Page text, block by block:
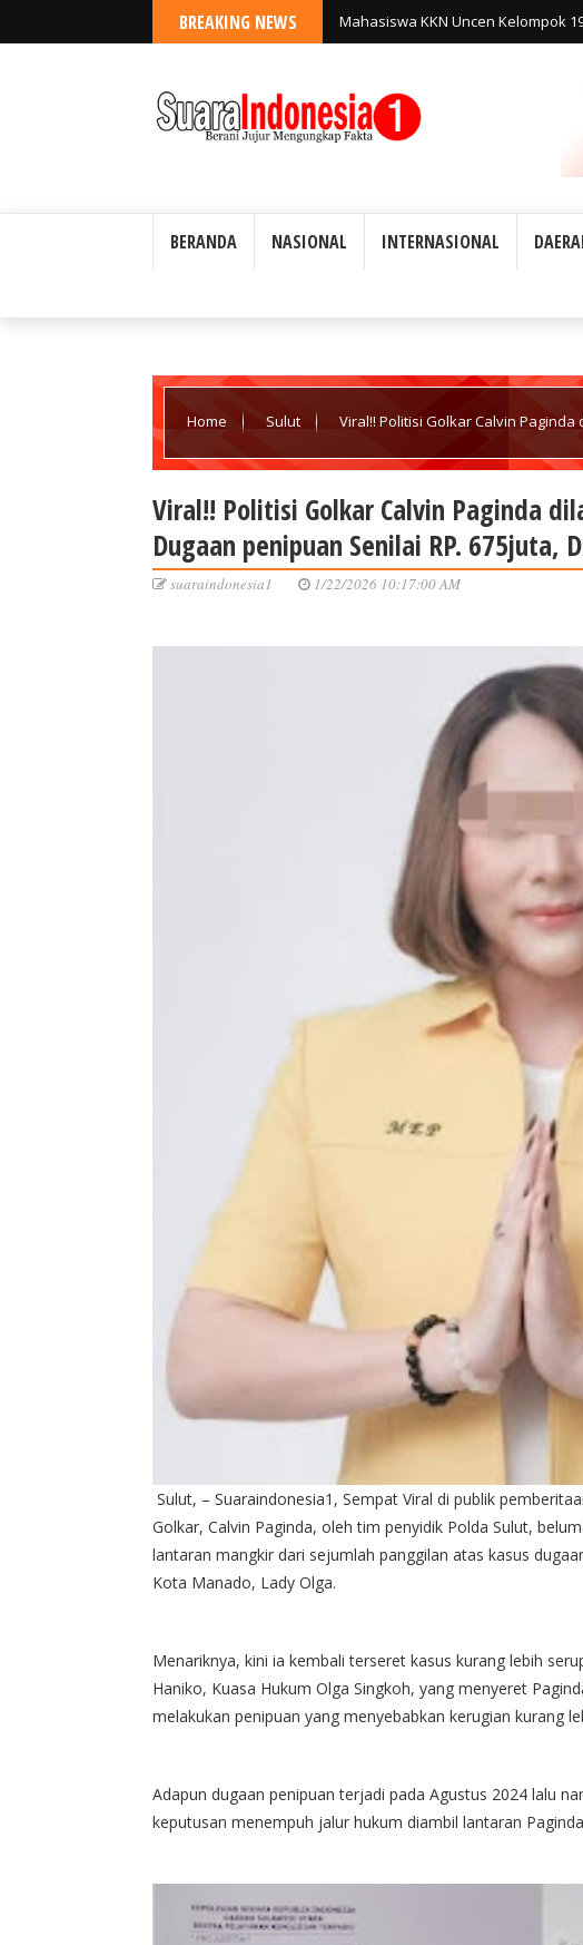
BREAKING NEWS Mahasiswa KKN Uncen Kelompok
BERANDA NASIONAL INTERNASIONAL
Home Sulut Viral!! Politisi Golkar Calvin
Viral!! Politisi Golkar Calvin Paginda
Dugaan penipuan Senilai RP. 675juta,
suaraindonesia1 1/22/2026 10:17:00 AM
Sulut, – Suaraindonesia1, Sempat Viral di publik
Golkar, Calvin Paginda, oleh tim penyidik Polda Sulut,
lantaran mangkir dari sejumlah panggilan atas kasus
Kota Manado, Lady Olga.
Menariknya, kini ia kembali terseret kasus kurang lebih
Haniko, Kuasa Hukum Olga Singkoh, yang menyeret
melakukan penipuan yang menyebabkan kerugian kurang
Adapun dugaan penipuan terjadi pada Agustus 2024 lalu
keputusan menempuh jalur hukum diambil lantaran